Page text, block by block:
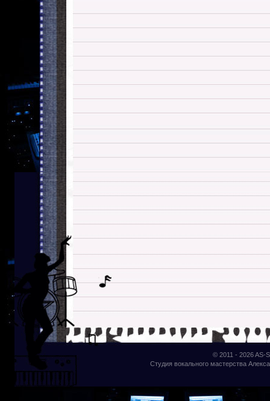
© 2011 - 2026AS-
Студия вокального мастерства